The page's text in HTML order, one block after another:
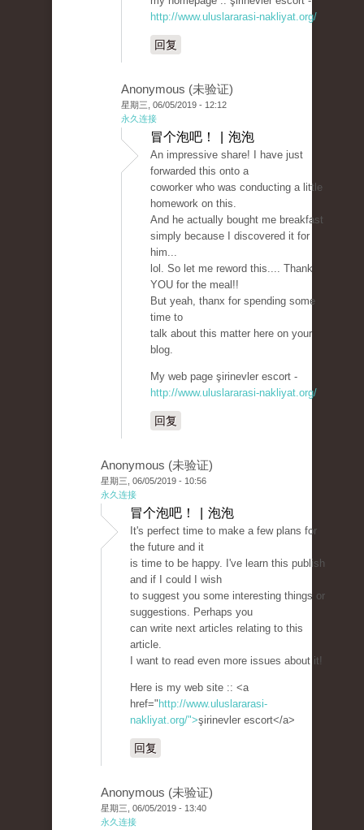
http://www.uluslararasi-nakliyat.org/
回复
Anonymous (未验证)
星期三, 06/05/2019 - 12:12
永久连接
冒个泡吧！ | 泡泡
An impressive share! I have just
forwarded this onto a
coworker who was conducting a little
homework on this.
And he actually bought me breakfast
simply because I discovered it for
him...
lol. So let me reword this.... Thank
YOU for the meal!!
But yeah, thanx for spending some
time to
talk about this matter here on your
blog.
My web page şirinevler escort -
http://www.uluslararasi-nakliyat.org/
回复
Anonymous (未验证)
星期三, 06/05/2019 - 10:56
永久连接
冒个泡吧！ | 泡泡
It's perfect time to make a few plans for
the future and it
is time to be happy. I've learn this publish
and if I could I wish
to suggest you some interesting things or
suggestions. Perhaps you
can write next articles relating to this
article.
I want to read even more issues about it!
Here is my web site :: <a
href=" http://www.uluslararasi-
nakliyat.org/">şirinevler escort</a>
回复
Anonymous (未验证)
星期三, 06/05/2019 - 13:40
永久连接